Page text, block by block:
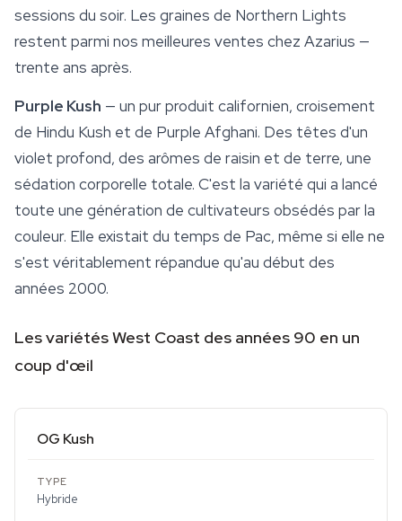
sessions du soir. Les graines de Northern Lights
restent parmi nos meilleures ventes chez Azarius —
trente ans après.
Purple Kush — un pur produit californien, croisement
de Hindu Kush et de Purple Afghani. Des têtes d'un
violet profond, des arômes de raisin et de terre, une
sédation corporelle totale. C'est la variété qui a lancé
toute une génération de cultivateurs obsédés par la
couleur. Elle existait du temps de Pac, même si elle ne
s'est véritablement répandue qu'au début des
années 2000.
Les variétés West Coast des années 90 en un
coup d'œil
OG Kush
Hybride